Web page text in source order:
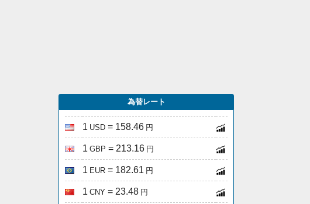
為替レート
1 USD = 158.46 円
1 GBP = 213.16 円
1 EUR = 182.61 円
1 CNY = 23.48 円